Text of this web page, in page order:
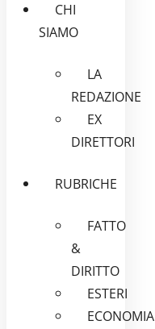
CHI
SIAMO
LA
REDAZIONE
EX
DIRETTORI
RUBRICHE
FATTO
&
DIRITTO
ESTERI
ECONOMIA